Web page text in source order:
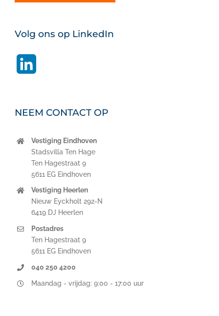
Volg ons op LinkedIn
NEEM CONTACT OP
Vestiging Eindhoven
Stadsvilla Ten Hage
Ten Hagestraat 9
5611 EG Eindhoven
Vestiging Heerlen
Nieuw Eyckholt 292-N
6419 DJ Heerlen
Postadres
Ten Hagestraat 9
5611 EG Eindhoven
040 250 4200
Maandag - vrijdag: 9:00 - 17:00 uur